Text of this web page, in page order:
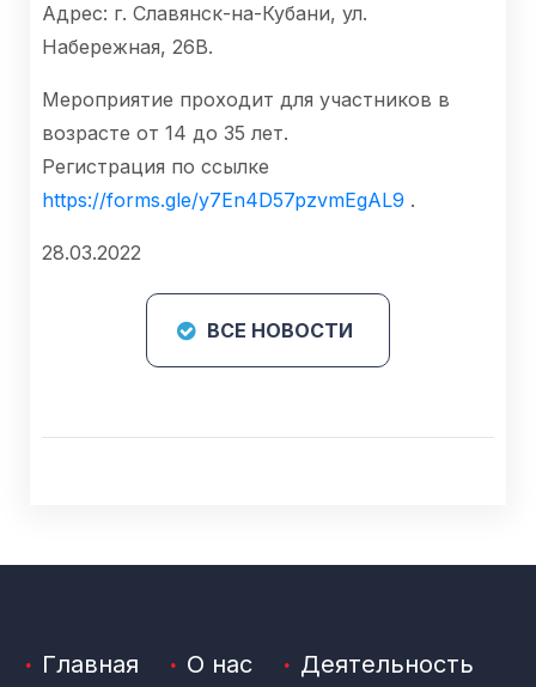
Адрес: г. Славянск-на-Кубани, ул.
Набережная, 26В.
Мероприятие проходит для участников в
возрасте от 14 до 35 лет.
Регистрация по ссылке
https://forms.gle/y7En4D57pzvmEgAL9 .
28.03.2022
ВСЕ НОВОСТИ
Главная О нас Деятельность